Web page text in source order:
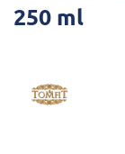
250 ml